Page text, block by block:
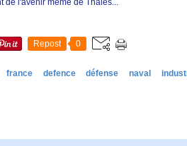
de l'avenir même de Thales...
Repost 0
france defence défense naval